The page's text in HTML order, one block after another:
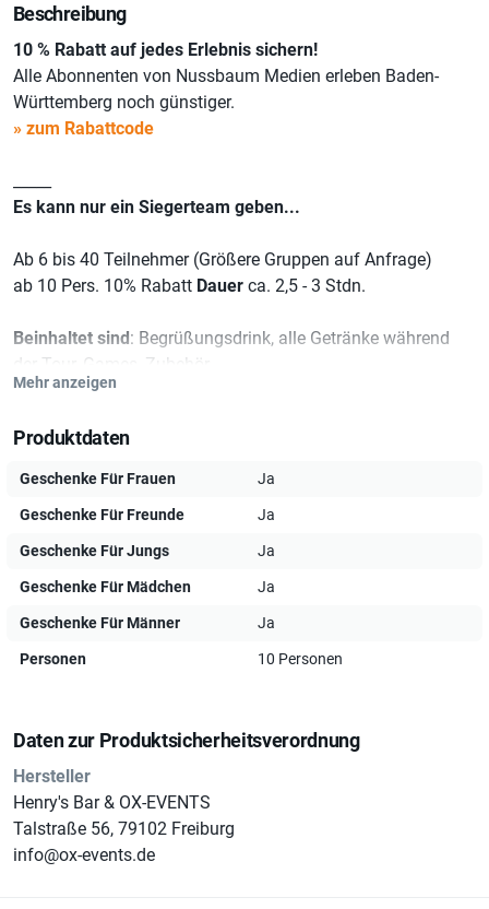
Beschreibung
10 % Rabatt auf jedes Erlebnis sichern!
Alle Abonnenten von Nussbaum Medien erleben Baden-
Württemberg noch günstiger.
» zum Rabattcode
Es kann nur ein Siegerteam geben...
Ab 6 bis 40 Teilnehmer (Größere Gruppen auf Anfrage)
ab 10 Pers. 10% Rabatt Dauer ca. 2,5 - 3 Stdn.
Beinhaltet sind: Begrüßungsdrink, alle Getränke während
der Tour, Games, Zubehör
Dies ist die sportliche Variante unserer Original OX-Outdoor-
Game-Challenge. Die Teilnehmer werden unterhaltsam in 2
dieser außergewöhnlichen Action-Challenge gilt Kraft,
Ausdauer und etwas Grundfitness um fürs eigene Team die
Spirituosen… Ebenso Musik und entsprechendes Spiele-
Equipment und einem gut gelaunten Spielführer und
Bei schlechter Witterung findet die Aktion indoor in einer
unserer Locations statt.
Mehr anzeigen
Produktdaten
Geschenke Für Frauen Ja
Geschenke Für Freunde Ja
Geschenke Für Jungs Ja
Geschenke Für Mädchen Ja
Geschenke Für Männer Ja
Personen 10 Personen
Daten zur Produktsicherheitsverordnung
Hersteller
Henry's Bar & OX-EVENTS
Talstraße 56, 79102 Freiburg
info@ox-events.de